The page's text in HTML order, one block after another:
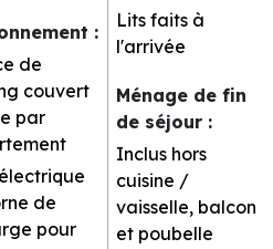
:
de
couvert
par
de
pour
Lits faits à
l'arrivée
Ménage de fin
de séjour :
Inclus hors
cuisine /
vaisselle, balcon
et poubelle